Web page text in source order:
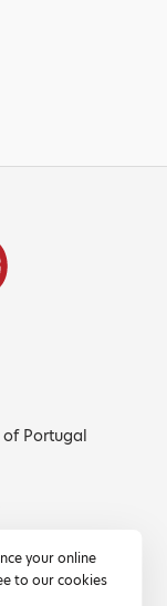
your online
to our cookies
Portugal